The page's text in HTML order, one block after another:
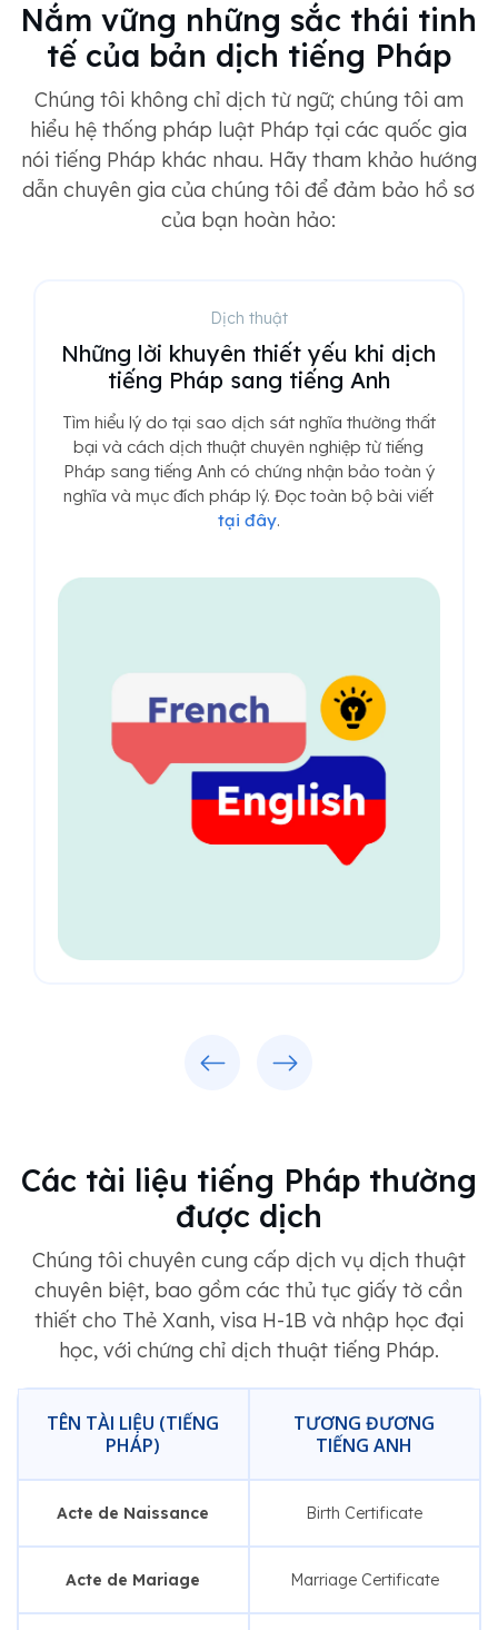
Nắm vững những sắc thái tinh
tế của bản dịch tiếng Pháp
Chúng tôi không chỉ dịch từ ngữ; chúng tôi am
hiểu hệ thống pháp luật Pháp tại các quốc gia
nói tiếng Pháp khác nhau. Hãy tham khảo hướng
dẫn chuyên gia của chúng tôi để đảm bảo hồ sơ
của bạn hoàn hảo:
Dịch thuật
Những lời khuyên thiết yếu khi dịch
tiếng Pháp sang tiếng Anh
Tìm hiểu lý do tại sao dịch sát nghĩa thường thất
bại và cách dịch thuật chuyên nghiệp từ tiếng
Pháp sang tiếng Anh có chứng nhận bảo toàn ý
nghĩa và mục đích pháp lý. Đọc toàn bộ bài viết
tại đây.
Các tài liệu tiếng Pháp thường
được dịch
Chúng tôi chuyên cung cấp dịch vụ dịch thuật
chuyên biệt, bao gồm các thủ tục giấy tờ cần
thiết cho Thẻ Xanh, visa H-1B và nhập học đại
học, với chứng chỉ dịch thuật tiếng Pháp.
TÊN TÀI LIỆU (TIẾNG
PHÁP)
TƯƠNG ĐƯƠNG
TIẾNG ANH
Acte de Naissance Birth Certificate
Acte de Mariage Marriage Certificate